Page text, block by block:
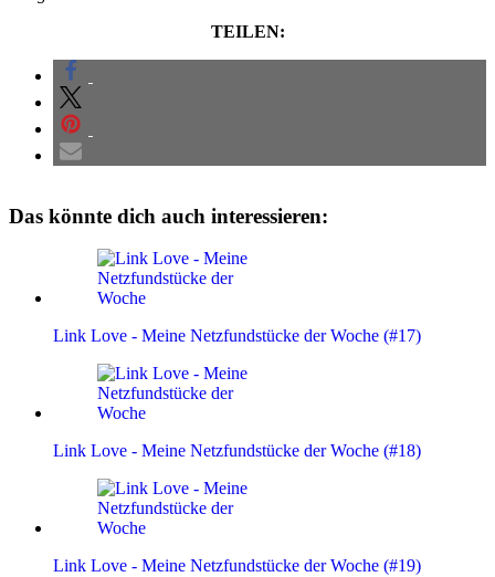
TEILEN:
Das könnte dich auch interessieren:
Link Love - Meine Netzfundstücke der Woche (#17)
Link Love - Meine Netzfundstücke der Woche (#18)
Link Love - Meine Netzfundstücke der Woche (#19)